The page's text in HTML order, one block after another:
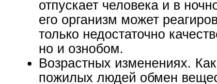
отпускает человека и в
его организм может
только недостаточно
но и ознобом.
Возрастных изменениях.
пожилых людей обмен